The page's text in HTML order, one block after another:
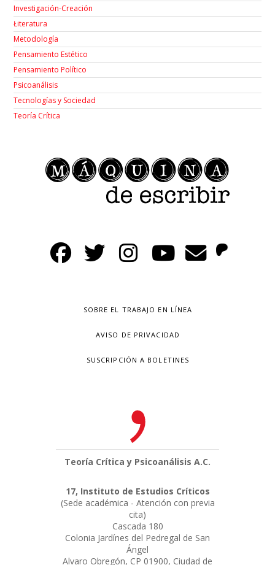
Investigación-Creación
Łiteratura
Metodología
Pensamiento Estético
Pensamiento Político
Psicoanálisis
Tecnologías y Sociedad
Teoría Crítica
SOBRE EL TRABAJO EN LÍNEA
AVISO DE PRIVACIDAD
SUSCRIPCIÓN A BOLETINES
Teoría Crítica y Psicoanálisis A.C.
17, Instituto de Estudios Críticos
(Sede académica - Atención con previa
cita)
Cascada 180
Colonia Jardínes del Pedregal de San
Ángel
Alvaro Obregón, CP 01900, Ciudad de